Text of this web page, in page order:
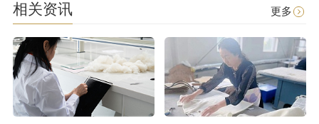
相关资讯 更多